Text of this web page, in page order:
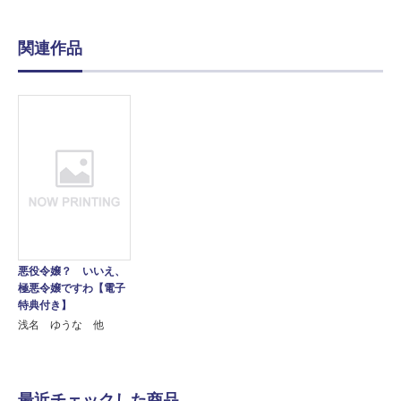
関連作品
悪役令嬢？ いいえ、
極悪令嬢ですわ【電子
特典付き】
浅名 ゆうな 他